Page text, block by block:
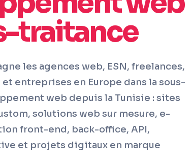
traitance
les agences web, ESN, freelances,
entreprises en Europe dans la sous-
web depuis la Tunisie : sites
solutions web sur mesure, e-
front-end, back-office, API,
et projets digitaux en marque